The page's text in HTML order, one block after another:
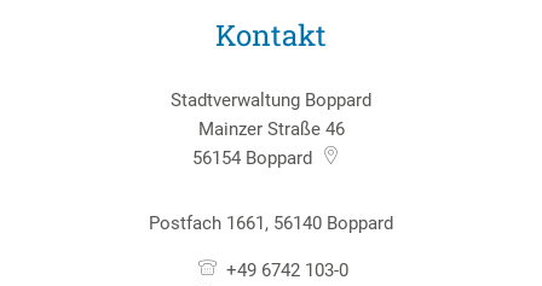
Kontakt
Stadtverwaltung Boppard
Mainzer Straße 46
56154 Boppard
Postfach 1661, 56140 Boppard
+49 6742 103-0